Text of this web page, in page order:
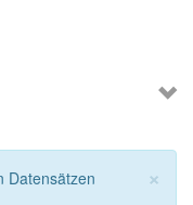
×
Datensätzen